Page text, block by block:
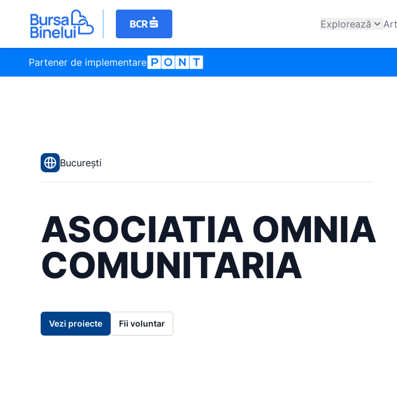
Explorează
Partener de implementare
București
ASOCIATIA OMNIA
COMUNITARIA
Vezi proiecte Fii voluntar